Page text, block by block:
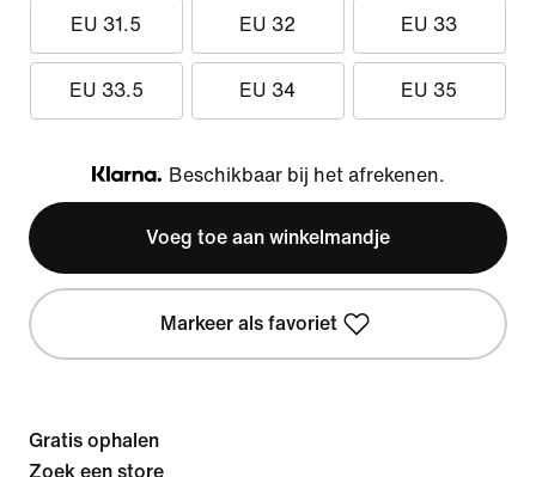
EU 31.5 EU 32 EU 33
EU 33.5 EU 34 EU 35
Klarna
Beschikbaar bij het afrekenen.
Voeg toe aan winkelmandje
Markeer als favoriet
Gratis ophalen
Zoek een store